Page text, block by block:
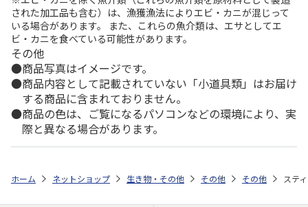
された加工品も含む）は、漁獲漁法によりエビ・カニが混じって
いる場合があります。 また、これらの魚介類は、エサとしてエ
ビ・カニを食べている可能性があります。
その他
商品写真はイメージです。
商品内容として記載されていない「小道具類」はお届け
する商品に含まれておりません。
商品の色は、ご覧になるパソコンなどの環境により、実
際と異なる場合があります。
ホーム ネットショップ 生き物・その他 その他 その他 ステ